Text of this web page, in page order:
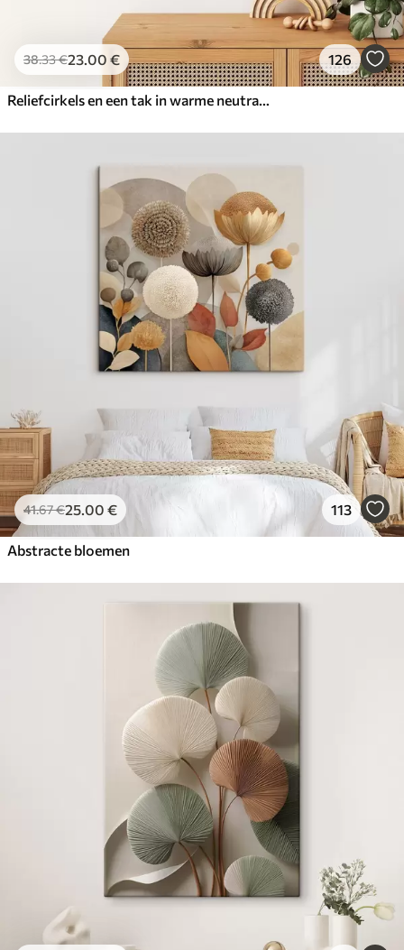
38.33€23.00 € 126
Reliefcirkels en een tak in warme neutrale tinten
41.67€25.00 € 113
Abstracte bloemen